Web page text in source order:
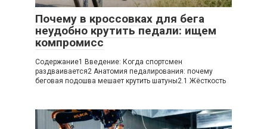
Почему в кроссовках для бега
неудобно крутить педали: ищем
компромисс
Содержание1 Введение: Когда спортсмен
раздваивается2 Анатомия педалирования: почему
беговая подошва мешает крутить шатуны2.1 Жёсткость